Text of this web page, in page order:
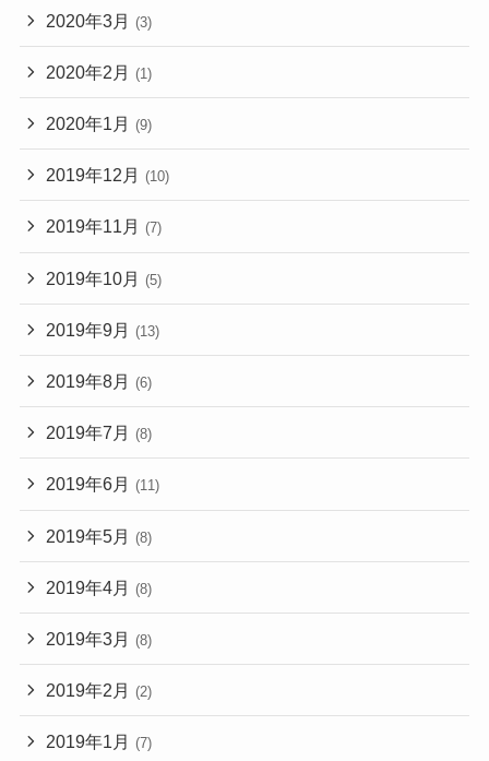
2020年3月 (3)
2020年2月 (1)
2020年1月 (9)
2019年12月 (10)
2019年11月 (7)
2019年10月 (5)
2019年9月 (13)
2019年8月 (6)
2019年7月 (8)
2019年6月 (11)
2019年5月 (8)
2019年4月 (8)
2019年3月 (8)
2019年2月 (2)
2019年1月 (7)